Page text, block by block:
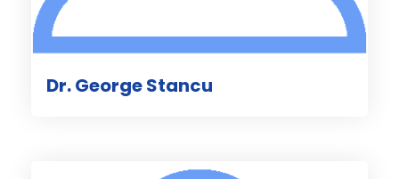
Dr. George Stancu